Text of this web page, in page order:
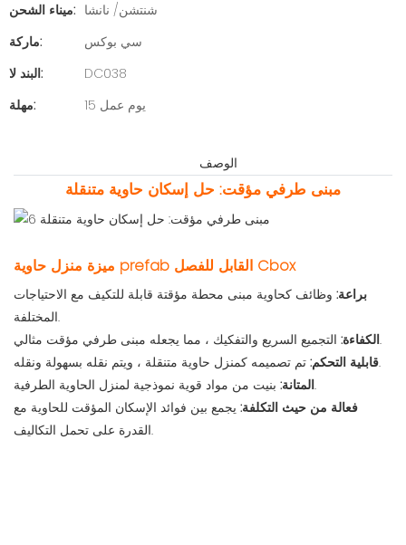
ميناء الشحن: شنتشن/ نانشا
ماركة:
سي بوكس
البند لا:
DC038
مهلة:
15 يوم عمل
الوصف
مبنى طرفي مؤقت: حل إسكان حاوية متنقلة
ميزة منزل حاوية prefab القابل للفصل Cbox
براعة: وظائف كحاوية مبنى محطة مؤقتة قابلة للتكيف مع الاحتياجات
المختلفة.
الكفاءة:التجميع السريع والتفكيك ، مما يجعله مبنى طرفي مؤقت مثالي.
قابلية التحكم:تم تصميمه كمنزل حاوية متنقلة ، ويتم نقله بسهولة ونقله.
المتانة:بنيت من مواد قوية نموذجية لمنزل الحاوية الطرفية.
فعالة من حيث التكلفة: يجمع بين فوائد الإسكان المؤقت للحاوية مع
القدرة على تحمل التكاليف.